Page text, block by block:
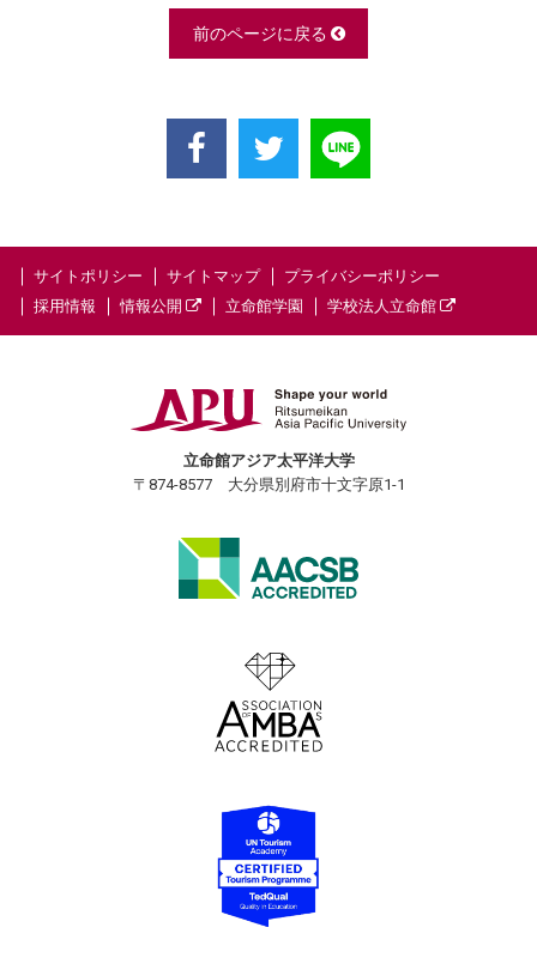
前のページに戻る
サイトポリシー サイトマップ
プライバシーポリシー
採用情報
情報公開 立命館学園 学校法人立命館
立命館アジア太平洋大学
〒874-8577 大分県別府市十文字原1-1